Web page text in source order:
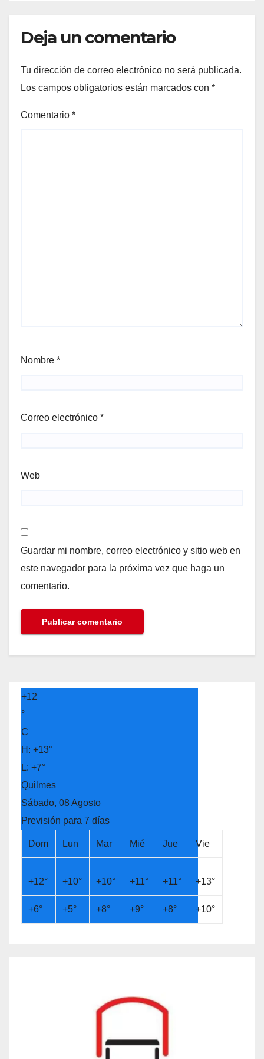
Deja un comentario
Tu dirección de correo electrónico no será publicada.
Los campos obligatorios están marcados con *
Comentario *
Nombre *
Correo electrónico *
Web
Guardar mi nombre, correo electrónico y sitio web en
este navegador para la próxima vez que haga un
comentario.
+12
°
C
H: +13°
L: +7°
Quilmes
Sábado, 08 Agosto
Previsión para 7 días
Dom Lun Mar Mié Jue Vie
+12° +10° +10° +11° +11° +13°
+6° +5° +8° +9° +8° +10°